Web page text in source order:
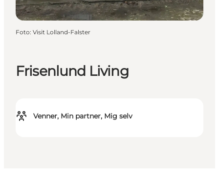
Frisenlund Living
Venner, Min partner, Mig selv
Foto: Visit Lolland-Falster